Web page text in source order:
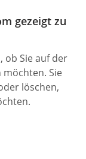
gezeigt zu
ob Sie auf der
möchten. Sie
löschen,